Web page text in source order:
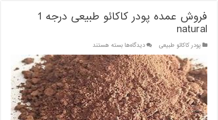
فروش عمده پودر کاکائو طبیعی درجه 1
natural
پودر کاکائو طبیعی دیدگاه‌هابرای
فروش
عمده
پودر
کاکائو
طبیعی
درجه
1
natural
بسته هستند